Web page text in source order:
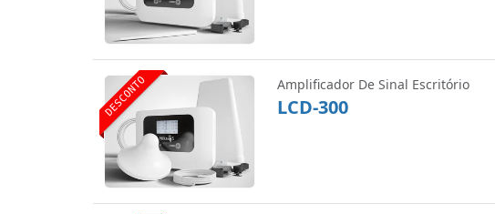
DESCONTO Amplificador De Sinal Escritório
LCD-300